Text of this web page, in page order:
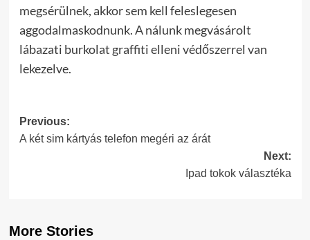
megsérülnek, akkor sem kell feleslegesen
aggodalmaskodnunk. A nálunk megvásárolt
lábazati burkolat graffiti elleni védőszerrel van
lekezelve.
Post
navigation
Previous:
A két sim kártyás telefon megéri az árát
Next:
Ipad tokok választéka
More Stories